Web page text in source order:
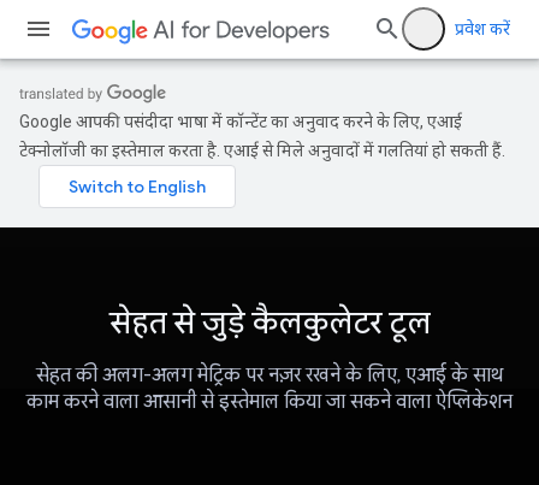
प्रवेश करें
Google आपकी पसंदीदा भाषा में कॉन्टेंट का अनुवाद करने के लिए, एआई
टेक्नोलॉजी का इस्तेमाल करता है. एआई से मिले अनुवादों में गलतियां हो सकती हैं.
सेहत से जुड़े कैलकुलेटर टूल
सेहत की अलग-अलग मेट्रिक पर नज़र रखने के लिए, एआई के साथ
काम करने वाला आसानी से इस्तेमाल किया जा सकने वाला ऐप्लिकेशन